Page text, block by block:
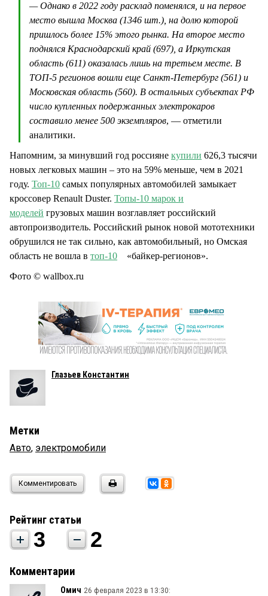
— Однако в 2022 году расклад поменялся, и на первое
место вышла Москва (1346 шт.), на долю которой
пришлось более 15% этого рынка. На второе место
поднялся Краснодарский край (697), а Иркутская
область (611) оказалась лишь на третьем месте. В
ТОП-5 регионов вошли еще Санкт-Петербург (561) и
Московская область (560). В остальных субъектах РФ
число купленных подержанных электрокаров
составило менее 500 экземпляров, — отметили
аналитики.
Напомним, за минувший год россияне купили 626,3 тысячи
новых легковых машин – это на 59% меньше, чем в 2021
году. Топ-10 самых популярных автомобилей замыкает
кроссовер Renault Duster. Топы-10 марок и
моделей грузовых машин возглавляет российский
автопроизводитель. Российский рынок новой мототехники
обрушился не так сильно, как автомобильный, но Омская
область не вошла в топ-10 «байкер-регионов».
Фото © wallbox.ru
Глазьев Константин
Метки
Авто, электромобили
Комментировать
Рейтинг статьи
3 2
Комментарии
Омич 26 февраля 2023 в 13:30: